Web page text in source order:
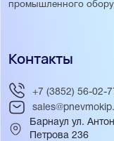
промышленного
Контакты
+7 (3852) 56-02-
Барнаул ул.
Петрова 236